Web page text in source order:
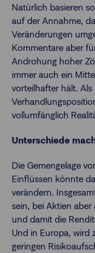
Natürlich basieren
auf der Annahme,
Veränderungen
Kommentare aber
Androhung hoher
immer auch ein
vorteilhafter hält.
vollumfänglich
Unterschiede
Die Gemengelage
Einflüssen könnte
verändern.
sein, bei Aktien
und damit die
Und in Europa, wird
geringen